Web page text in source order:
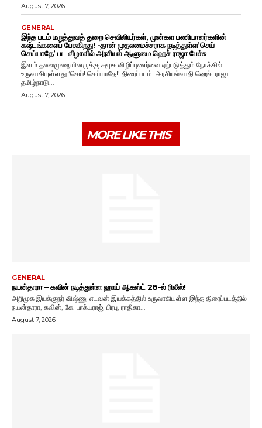
August 7, 2026
GENERAL
இந்த படம் மருத்துவத் துறை செவிலியர்கள், முன்கள பணியாளர்களின்
கஷ்டங்களைப் பேசுகிறது! -தான் முதலமைச்சராக நடித்துள்ள’செய்
செய்யாதே’ பட விழாவில் அரசியல் ஆளுமை ஹெச் ராஜா பேச்சு
இளம் தலைமுறையினருக்கு சமூக விழிப்புணர்வை ஏற்படுத்தும் நோக்கில்
உருவாகியுள்ளது ‘செய்! செய்யாதே!’ திரைப்படம். அரசியல்வாதி ஹெச். ராஜா
தமிழ்நாடு...
August 7, 2026
MORE LIKE THIS
GENERAL
நயன்தாரா – கவின் நடித்துள்ள ஹாய் ஆகஸ்ட் 28-ல் ரிலீஸ்!
அறிமுக இயக்குநர் விஷ்ணு எடவன் இயக்கத்தில் உருவாகியுள்ள இந்த திரைப்படத்தில்
நயன்தாரா, கவின், கே. பாக்யராஜ், பிரபு, ராதிகா...
August 7, 2026